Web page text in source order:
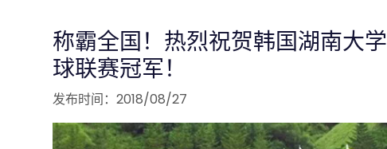
称霸全国！热烈祝贺韩国湖南大
球联赛冠军！
发布时间：2018/08/27